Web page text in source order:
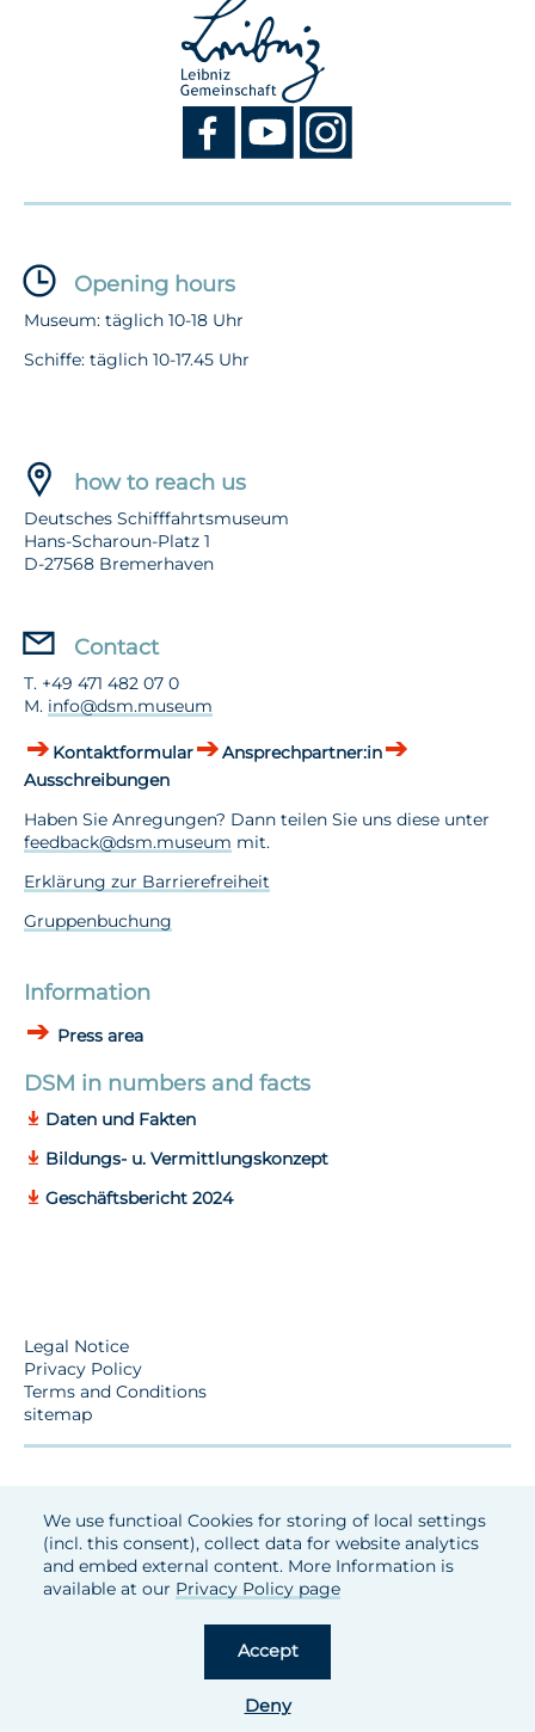
We use functioal Cookies for storing of local settings
(incl. this consent), collect data for website analytics
and embed external content. More Information is
available at our Privacy Policy page
Accept
Deny
Opening hours
Museum: täglich 10-18 Uhr
Schiffe: täglich 10-17.45 Uhr
how to reach us
Deutsches Schifffahrtsmuseum
Hans-Scharoun-Platz 1
D-27568 Bremerhaven
Contact
T. +49 471 482 07 0
M. info@dsm.museum
Kontaktformular
Ansprechpartner:in
Ausschreibungen
Haben Sie Anregungen? Dann teilen Sie uns diese unter
feedback@dsm.museum mit.
Erklärung zur Barrierefreiheit
Gruppenbuchung
Information
Press area
DSM in numbers and facts
Daten und Fakten
Bildungs- u. Vermittlungskonzept
Geschäftsbericht 2024
Legal Notice
Privacy Policy
Terms and Conditions
sitemap